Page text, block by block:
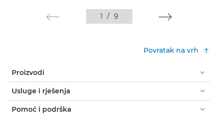
1 / 9
Povratak na vrh
Proizvodi
Usluge i rješenja
Pomoć i podrška